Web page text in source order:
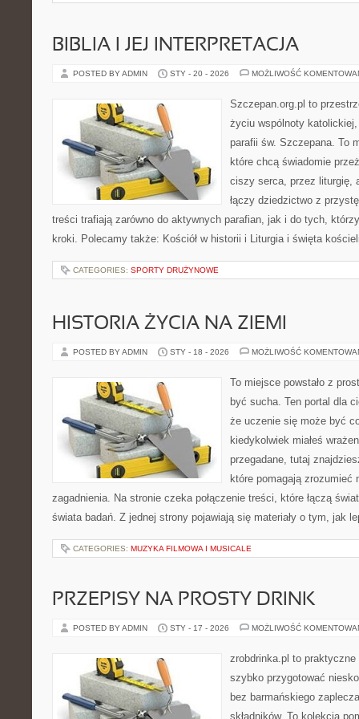
BIBLIA I JEJ INTERPRETACJA
POSTED BY ADMIN STY - 20 - 2026 MOŻLIWOŚĆ
Szczepan.org.pl to
życiu wspólnoty
parafii św. Szczepana. To
które chcą świadomie
ciszy serca, przez liturgię,
łączy dziedzictwo z
treści trafiają zarówno do aktywnych parafian, jak i do tych,
kroki. Polecamy także: Kościół w historii i Liturgia i święta
CATEGORIES: SPORTY DRUŻYNOWE
HISTORIA ŻYCIA NA ZIEMI
POSTED BY ADMIN STY - 18 - 2026 MOŻLIWOŚĆ
To miejsce powstało z
być sucha. Ten portal dla
że uczenie się może być
kiedykolwiek miałeś
przegadane, tutaj
które pomagają zrozumieć
zagadnienia. Na stronie czeka połączenie treści, które łączą
świata badań. Z jednej strony pojawiają się materiały o tym, jak
CATEGORIES: MUZYKA FILMOWA I MUSICALE
PRZEPISY NA PROSTY DRINK
POSTED BY ADMIN STY - 17 - 2026 MOŻLIWOŚĆ
zrobdrinka.pl to
szybko przygotować
bez barmańskiego
składników. To kolekcja